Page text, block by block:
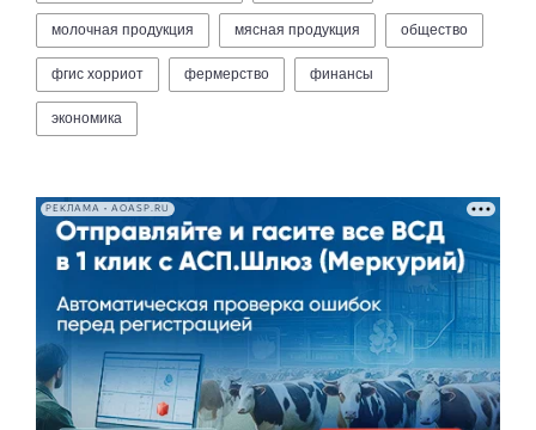
молочная продукция мясная продукция общество
фгис хорриот фермерство финансы
экономика
РЕКЛАМА • AOASP.RU